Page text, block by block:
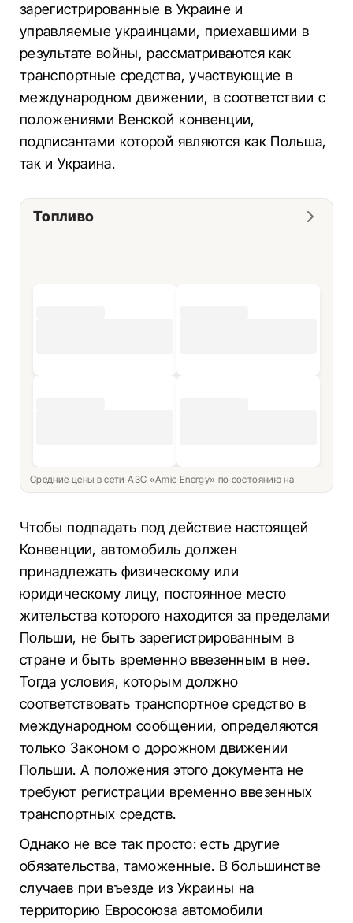
зарегистрированные в Украине и
управляемые украинцами, приехавшими в
результате войны, рассматриваются как
транспортные средства, участвующие в
международном движении, в соответствии с
положениями Венской конвенции,
подписантами которой являются как Польша,
так и Украина.
Топливо
Средние цены в сети АЗС «Amic Energy» по состоянию на
Чтобы подпадать под действие настоящей
Конвенции, автомобиль должен
принадлежать физическому или
юридическому лицу, постоянное место
жительства которого находится за пределами
Польши, не быть зарегистрированным в
стране и быть временно ввезенным в нее.
Тогда условия, которым должно
соответствовать транспортное средство в
международном сообщении, определяются
только Законом о дорожном движении
Польши. А положения этого документа не
требуют регистрации временно ввезенных
транспортных средств.
Однако не все так просто: есть другие
обязательства, таможенные. В большинстве
случаев при въезде из Украины на
территорию Евросоюза автомобили